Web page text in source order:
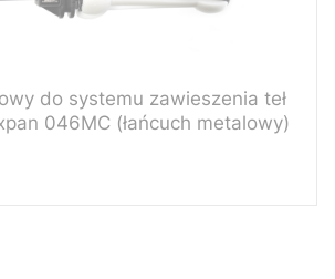
do systemu zawieszenia teł
046MC (łańcuch metalowy)